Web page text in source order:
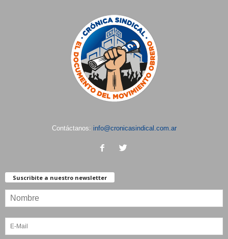
Contáctanos: info@cronicasindical.com.ar
Suscribite a nuestro newsletter